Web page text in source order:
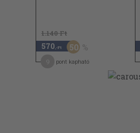
1.140 Ft
570 ,-Ft 50
pont kapható